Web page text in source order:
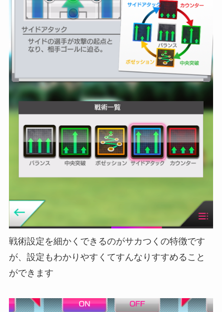
戦術設定を細かくできるのがサカつくの特徴です
が、設定もわかりやすくてすんなりすすめること
ができます